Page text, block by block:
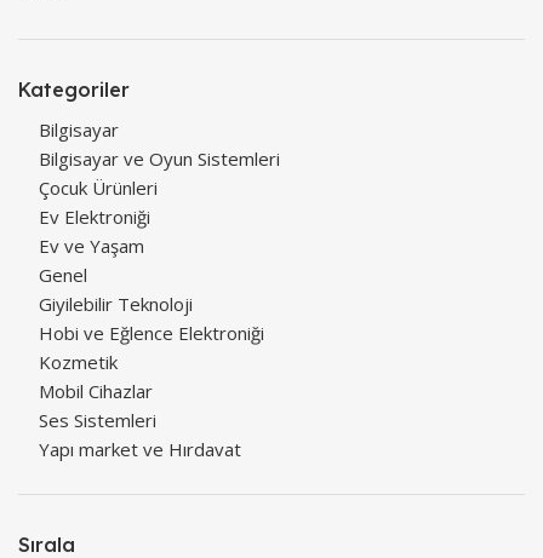
Kategoriler
Bilgisayar
Bilgisayar ve Oyun Sistemleri
Çocuk Ürünleri
Ev Elektroniği
Ev ve Yaşam
Genel
Giyilebilir Teknoloji
Hobi ve Eğlence Elektroniği
Kozmetik
Mobil Cihazlar
Ses Sistemleri
Yapı market ve Hırdavat
Sırala